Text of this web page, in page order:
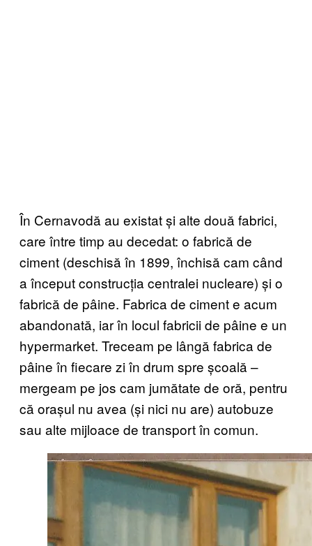
În Cernavodă au existat și alte două fabrici,
care între timp au decedat: o fabrică de
ciment (deschisă în 1899, închisă cam când
a început construcția centralei nucleare) și o
fabrică de pâine. Fabrica de ciment e acum
abandonată, iar în locul fabricii de pâine e un
hypermarket. Treceam pe lângă fabrica de
pâine în fiecare zi în drum spre școală –
mergeam pe jos cam jumătate de oră, pentru
că orașul nu avea (și nici nu are) autobuze
sau alte mijloace de transport în comun.